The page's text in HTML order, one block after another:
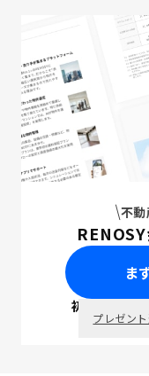
不
ま
初回面談で
プレゼン